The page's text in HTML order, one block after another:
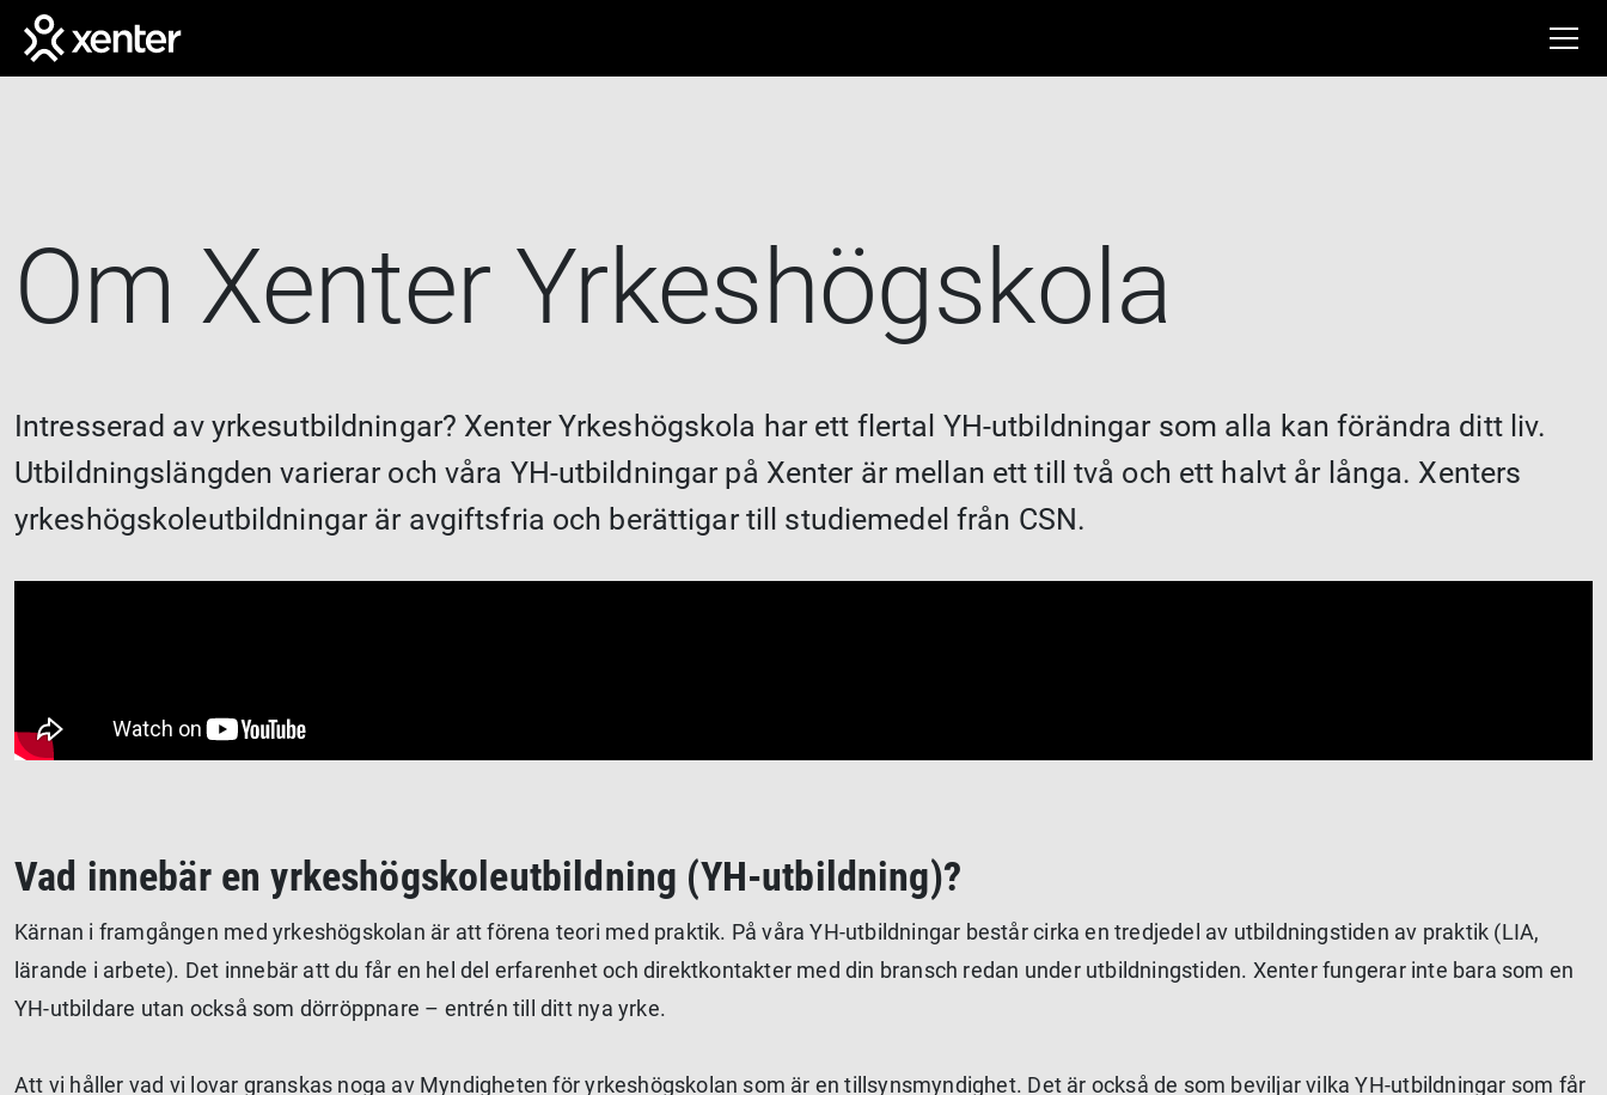
Hoppa till huvudinnehåll
Om Xenter Yrkeshögskola
Intresserad av yrkesutbildningar? Xenter Yrkeshögskola har ett flertal YH-utbildningar som alla kan förändra ditt liv.
Utbildningslängden varierar och våra YH-utbildningar på Xenter är mellan ett till två och ett halvt år långa. Xenters
yrkeshögskoleutbildningar är avgiftsfria och berättigar till studiemedel från CSN.
Vad innebär en yrkeshögskoleutbildning (YH-utbildning)?
Kärnan i framgången med yrkeshögskolan är att förena teori med praktik. På våra YH-utbildningar består cirka en tredjedel av utbildningstiden av praktik (LIA,
lärande i arbete). Det innebär att du får en hel del erfarenhet och direktkontakter med din bransch redan under utbildningstiden. Xenter fungerar inte bara som en
YH-utbildare utan också som dörröppnare – entrén till ditt nya yrke.
Att vi håller vad vi lovar granskas noga av Myndigheten för yrkeshögskolan som är en tillsynsmyndighet. Det är också de som beviljar vilka YH-utbildningar som får